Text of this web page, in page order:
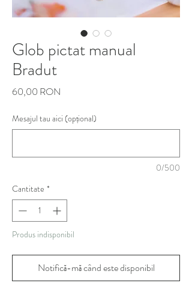
Glob pictat manual
Bradut
60,00 RON
Mesajul tau aici (opțional)
0/500
Cantitate *
Produs indisponibil
Notifică-mă când este disponibil